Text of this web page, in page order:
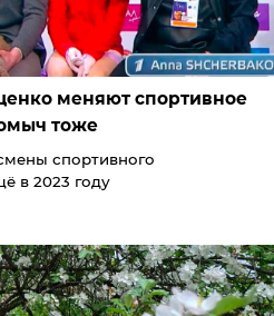
меняют спортивное
тоже
спортивного
в 2023 году